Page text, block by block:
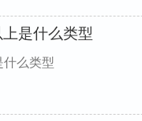
是什么类型
什么类型